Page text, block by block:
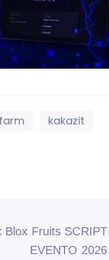
kakazit
Blox Fruits SCRIPT
EVENTO 2026